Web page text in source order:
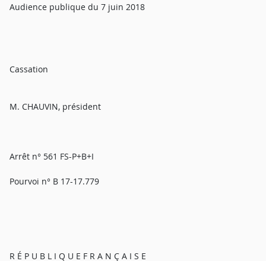
Audience publique du 7 juin 2018
Cassation
M. CHAUVIN, président
Arrêt n° 561 FS-P+B+I
Pourvoi n° B 17-17.779
R É P U B L I Q U E F R A N Ç A I S E